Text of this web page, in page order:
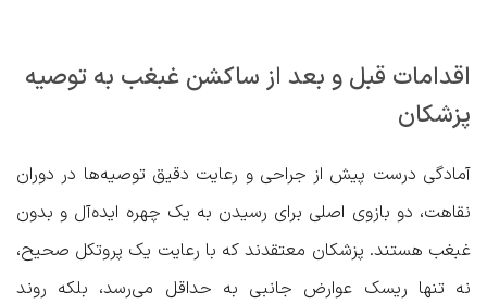
اقدامات قبل و بعد از ساکشن غبغب به توصیه
پزشکان
آمادگی درست پیش از جراحی و رعایت دقیق توصیه‌ها در دوران
نقاهت، دو بازوی اصلی برای رسیدن به یک چهره ایده‌آل و بدون
غبغب هستند. پزشکان معتقدند که با رعایت یک پروتکل صحیح،
نه تنها ریسک عوارض جانبی به حداقل می‌رسد، بلکه روند